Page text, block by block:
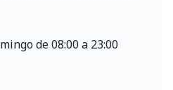
de 08:00 a 23:00